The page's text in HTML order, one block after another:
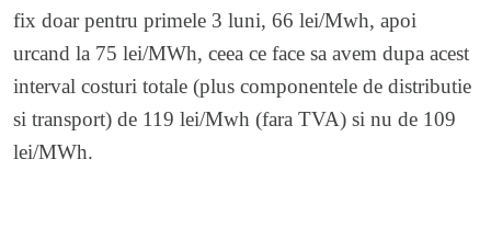
fix doar pentru primele 3 luni, 66 lei/Mwh, apoi
urcand la 75 lei/MWh, ceea ce face sa avem dupa acest
interval costuri totale (plus componentele de distributie
si transport) de 119 lei/Mwh (fara TVA) si nu de 109
lei/MWh.